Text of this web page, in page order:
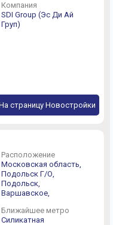
Компания
SDI Group (Эс Ди Ай
Груп)
страницу Новостройки
Расположение
Московская область,
Подольск Г/О,
Подольск,
Варшавское,
Ближайшее метро
Силикатная